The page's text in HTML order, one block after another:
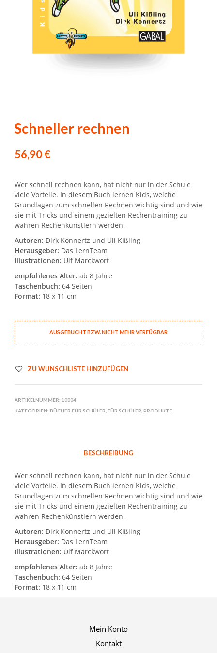
Schneller rechnen
56,90€
Wer schnell rechnen kann, hat nicht nur in der Schule
viele Vorteile. In diesem Buch lernen Kids, welche
Grundlagen zum schnellen Rechnen wichtig sind und wie
sie mit Tricks und einem gezielten Rechentraining zu
wahren Rechenkünstlern werden.
Autoren: Dirk Konnertz und Uli Kißling
Herausgeber: Das LernTeam
Illustrationen: Ulf Marckwort
empfohlenes Alter: ab 8 Jahre
Taschenbuch: 64 Seiten
Format: 18 x 11 cm
AUSGEBUCHT BZW. NICHT MEHR VERFÜGBAR
ZU WUNSCHLISTE HINZUFÜGEN
ARTIKELNUMMER: 10004
KATEGORIEN: BÜCHER FÜR SCHÜLER FÜR SCHÜLER PRODUKTE
BESCHREIBUNG
Wer schnell rechnen kann, hat nicht nur in der Schule
viele Vorteile. In diesem Buch lernen Kids, welche
Grundlagen zum schnellen Rechnen wichtig sind und wie
sie mit Tricks und einem gezielten Rechentraining zu
wahren Rechenkünstlern werden.
Autoren: Dirk Konnertz und Uli Kißling
Herausgeber: Das LernTeam
Illustrationen: Ulf Marckwort
empfohlenes Alter: ab 8 Jahre
Taschenbuch: 64 Seiten
Format: 18 x 11 cm
Mein Konto
Kontakt